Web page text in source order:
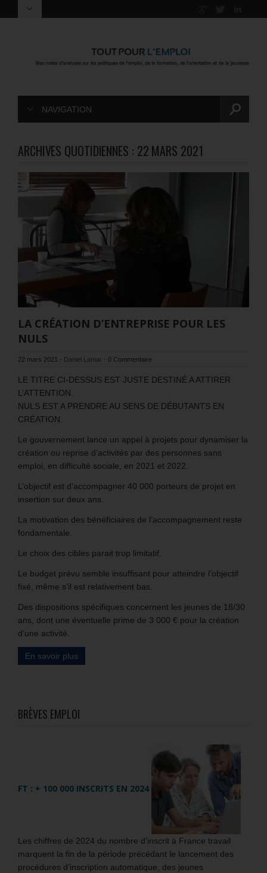
NAVIGATION
ARCHIVES QUOTIDIENNES : 22 MARS 2021
LA CRÉATION D’ENTREPRISE POUR LES
NULS
22 mars 2021 - Daniel Lamar - 0 Commentaire
LE TITRE CI-DESSUS EST JUSTE DESTINÉ A ATTIRER
L’ATTENTION.
NULS EST A PRENDRE AU SENS DE DÉBUTANTS EN
CRÉATION.
Le gouvernement lance un appel à projets pour dynamiser la
création ou reprise d’activités par des personnes sans
emploi, en difficulté sociale, en 2021 et 2022.
L’objectif est d’accompagner 40 000 porteurs de projet en
insertion sur deux ans.
La motivation des bénéficiaires de l’accompagnement reste
fondamentale.
Le choix des cibles parait trop limitatif.
Le budget prévu semble insuffisant pour atteindre l’objectif
fixé, même s’il est relativement bas.
Des dispositions spécifiques concernent les jeunes de 18/30
ans, dont une éventuelle prime de 3 000 € pour la création
d’une activité.
En savoir plus
BRÈVES EMPLOI
FT : + 100 000 INSCRITS EN 2024
Les chiffres de 2024 du nombre d’inscrit à France travail
marquent la fin de la période précédant le lancement des
procédures d’inscription automatique, des jeunes